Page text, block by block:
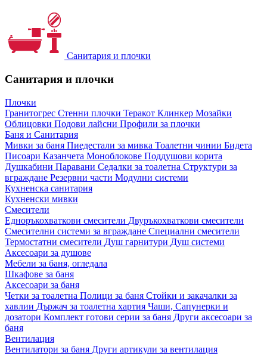
Санитария и плочки
Санитария и плочки
Плочки
Гранитогрес Стенни плочки Теракот Клинкер Мозайки
Облицовки Подови лайсни Профили за плочки
Баня и Санитария
Мивки за баня Пиедестали за мивка Тоалетни чинии Бидета
Писоари Казанчета Моноблокове Поддушови корита
Душкабини Паравани Седалки за тоалетна Структури за
вграждане Резервни части Модулни системи
Кухненска санитария
Кухненски мивки
Смесители
Едноръкохваткови смесители Двуръкохваткови смесители
Смесителни системи за вграждане Специални смесители
Термостатни смесители Душ гарнитури Душ системи
Аксесоари за душове
Мебели за баня, огледала
Шкафове за баня
Аксесоари за баня
Четки за тоалетна Полици за баня Стойки и закачалки за
хавлии Държач за тоалетна хартия Чаши, Сапунерки и
дозатори Комплект готови серии за баня Други аксесоари за
баня
Вентилация
Вентилатори за баня Други артикули за вентилация